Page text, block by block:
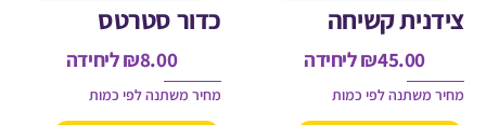
קשיחה
₪ליחידה
לפי כמות
כדור סטרטס
ליחידה
מחיר משתנה לפי כמות